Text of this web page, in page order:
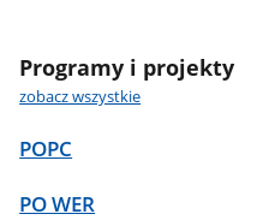
Programy i projekty
zobacz wszystkie
POPC
PO WER